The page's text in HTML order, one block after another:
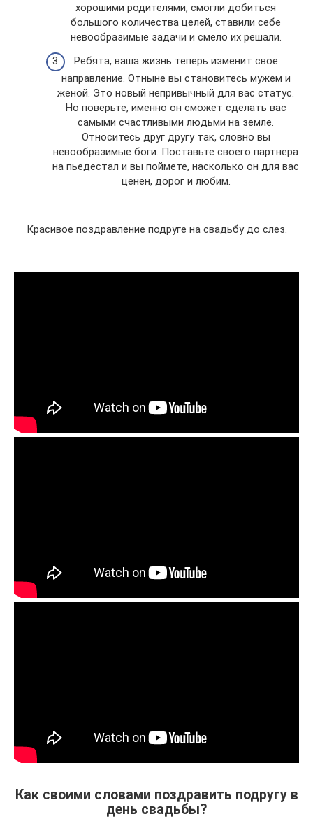
хорошими родителями, смогли добиться
большого количества целей, ставили себе
невообразимые задачи и смело их решали.
Ребята, ваша жизнь теперь изменит свое
направление. Отныне вы становитесь мужем и
женой. Это новый непривычный для вас статус.
Но поверьте, именно он сможет сделать вас
самыми счастливыми людьми на земле.
Относитесь друг другу так, словно вы
невообразимые боги. Поставьте своего партнера
на пьедестал и вы поймете, насколько он для вас
ценен, дорог и любим.
Красивое поздравление подруге на свадьбу до слез.
Как своими словами поздравить подругу в
день свадьбы?